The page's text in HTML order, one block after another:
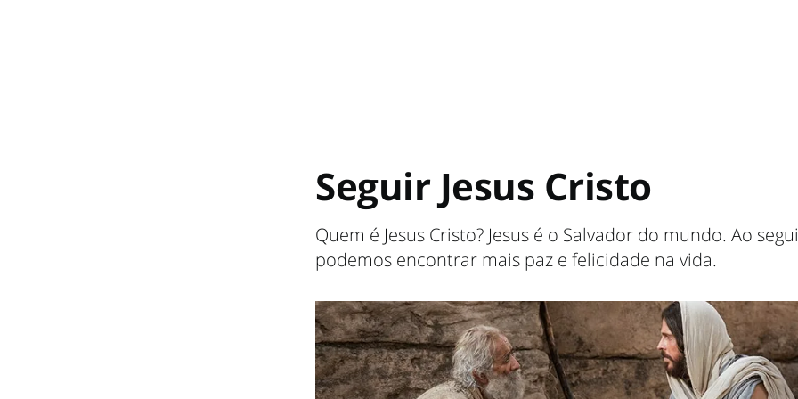
Seguir Jesus Cristo
Quem é Jesus Cristo? Jesus é o Salvador do mundo. Ao
podemos encontrar mais paz e felicidade na vida.